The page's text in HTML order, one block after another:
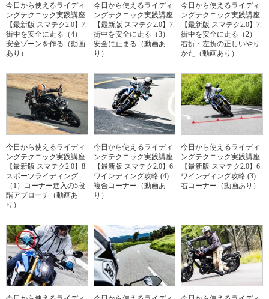
今日から使えるライディ
ングテクニック実践講座
【最新版 スマテク2.0】7.
街中を安全に走る（4）
安全ゾーンを作る（動画
あり）
今日から使えるライディ
ングテクニック実践講座
【最新版 スマテク2.0】7.
街中を安全に走る（3）
安全に止まる（動画あ
り）
今日から使えるライディ
ングテクニック実践講座
【最新版 スマテク2.0】7.
街中を安全に走る（2）
右折・左折の正しいやり
かた（動画あり）
今日から使えるライディ
ングテクニック実践講座
【最新版 スマテク2.0】8.
スポーツライディング
（1）コーナー進入の5段
階アプローチ（動画あ
り）
今日から使えるライディ
ングテクニック実践講座
【最新版 スマテク2.0】6.
ワインディング攻略 (4)
複合コーナー（動画あ
り）
今日から使えるライディ
ングテクニック実践講座
【最新版 スマテク2.0】6.
ワインディング攻略 (3)
右コーナー（動画あり）